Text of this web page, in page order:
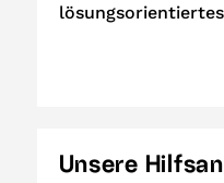
Unsere